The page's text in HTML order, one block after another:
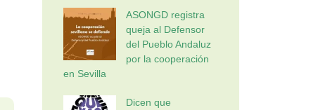
ASONGD registra
queja al Defensor
del Pueblo Andaluz
por la cooperación
en Sevilla
Dicen que